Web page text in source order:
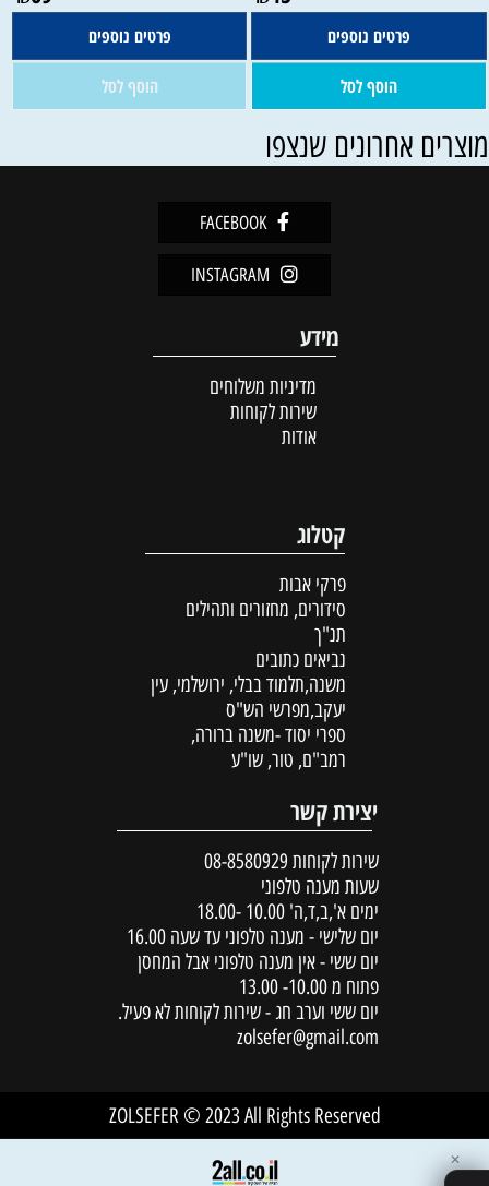
פרטים נוספים
הוסף לסל
פרטים נוספים
הוסף לסל
אחרונים שנצפו
FACEBOOK
INSTAGRAM
מידע
מדיניות משלוחים
שירות לקוחות
אודות
קטלוג
פרקי אבות
סידורים, מחזורים ותהילים
תנ"ך
נביאים כתובים
משנה,תלמוד בבלי, ירושלמי, עין
יעקב,מפרשי הש"ס
ספרי יסוד -משנה ברורה,
רמב"ם, טור, שו"ע
יצירת קשר
שירות לקוחות 08-8580929
שעות מענה טלפוני
ימים א',ב,ד,ה' 10.00 -18.00
יום שלישי - מענה טלפוני עד שעה 16.00
יום ששי - אין מענה טלפוני אבל המחסן
פתוח מ 10.00- 13.00
יום ששי וערב חג - שירות לקוחות לא פעיל.
zolsefer@gmail.com
ZOLSEFER © 2023 All Rights Reserved
✕